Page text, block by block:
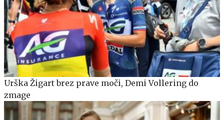
Urška Žigart brez prave moči, Demi Vollering do
zmage